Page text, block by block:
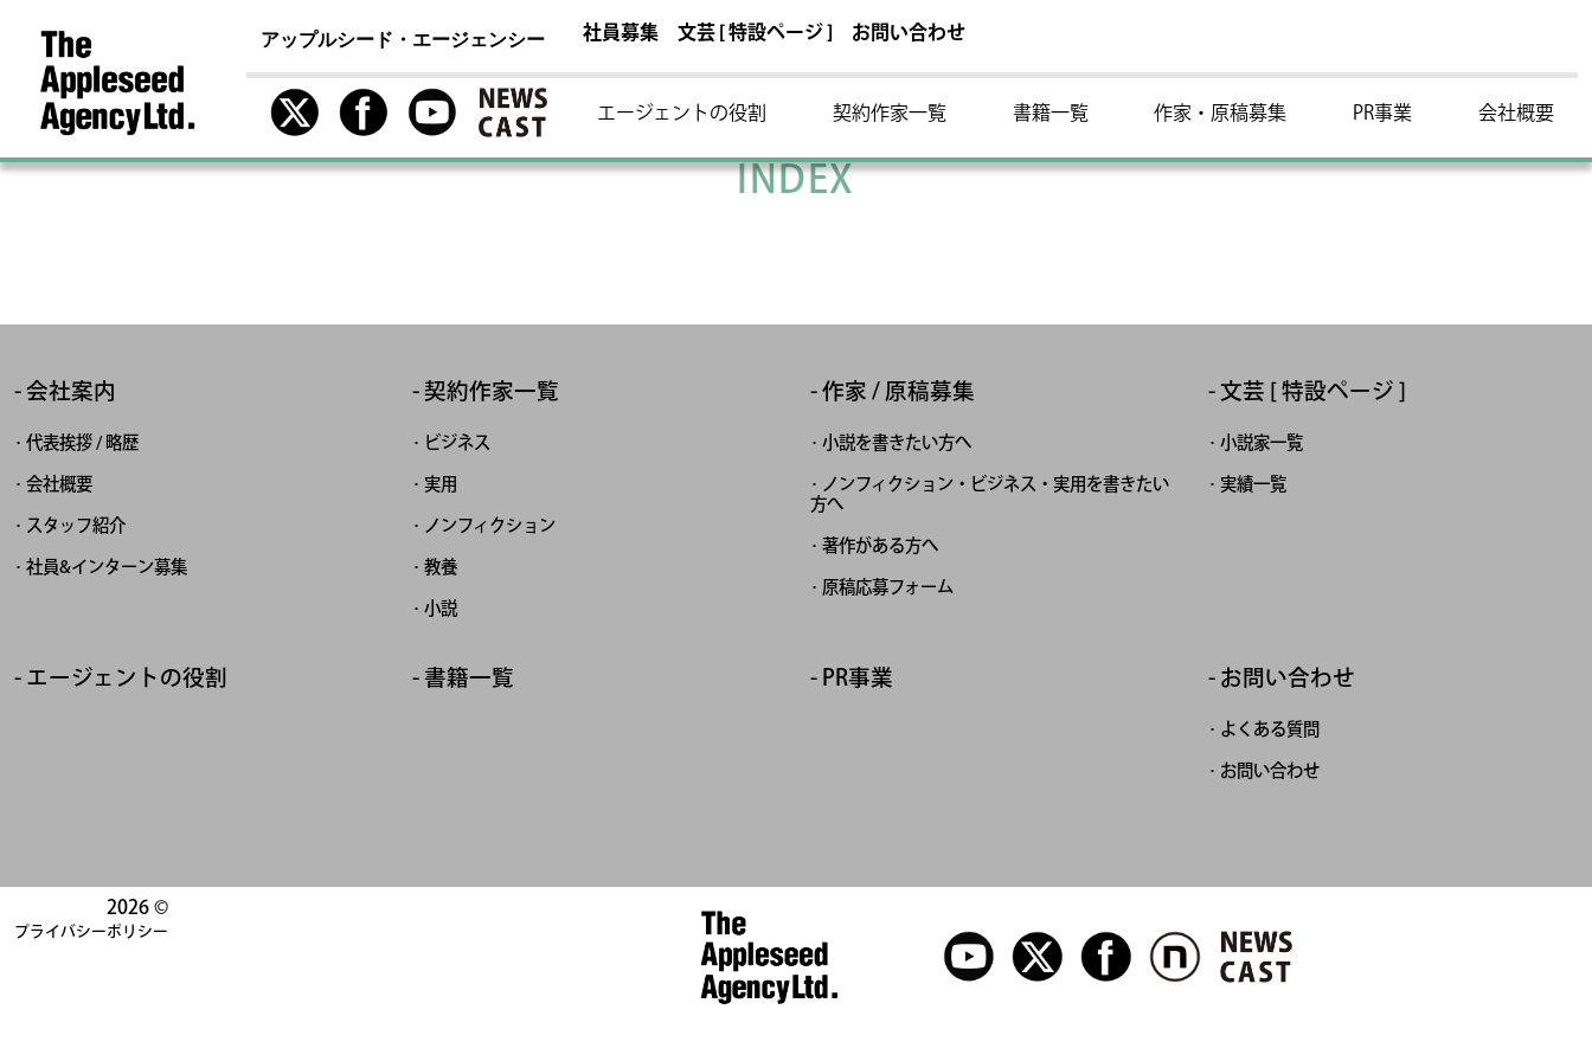
アップルシード・エージェンシー 社員募集 文芸 [ 特設ページ ] お問い合わせ
エージェントの役割 契約作家一覧 書籍一覧 作家・原稿募集 PR事業 会社概要
INDEX
会社案内
代表挨拶 / 略歴
会社概要
スタッフ紹介
社員&インターン募集
契約作家一覧
ビジネス
実用
ノンフィクション
教養
小説
作家 / 原稿募集
小説を書きたい方へ
ノンフィクション・ビジネス・実用を書きたい
方へ
著作がある方へ
原稿応募フォーム
文芸 [ 特設ページ ]
小説家一覧
実績一覧
エージェントの役割 書籍一覧 PR事業 お問い合わせ
よくある質問
お問い合わせ
2026 ©
プライバシーポリシー